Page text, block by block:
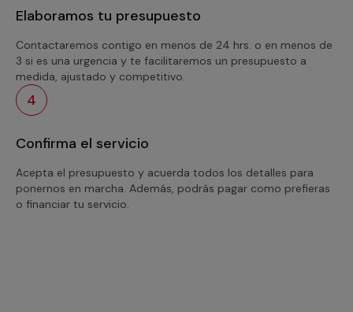
Elaboramos tu presupuesto
Contactaremos contigo en menos de 24 hrs. o en menos de
3 si es una urgencia y te facilitaremos un presupuesto a
medida, ajustado y competitivo.
4
Confirma el servicio
Acepta el presupuesto y acuerda todos los detalles para
ponernos en marcha. Además, podrás pagar como prefieras
o financiar tu servicio.